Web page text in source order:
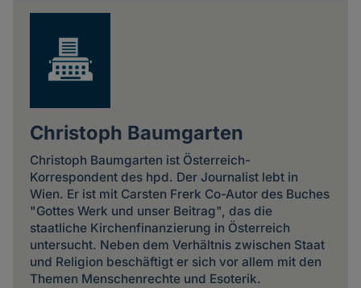
Christoph Baumgarten
Christoph Baumgarten ist Österreich-
Korrespondent des hpd. Der Journalist lebt in
Wien. Er ist mit Carsten Frerk Co-Autor des Buches
"Gottes Werk und unser Beitrag", das die
staatliche Kirchenfinanzierung in Österreich
untersucht. Neben dem Verhältnis zwischen Staat
und Religion beschäftigt er sich vor allem mit den
Themen Menschenrechte und Esoterik.